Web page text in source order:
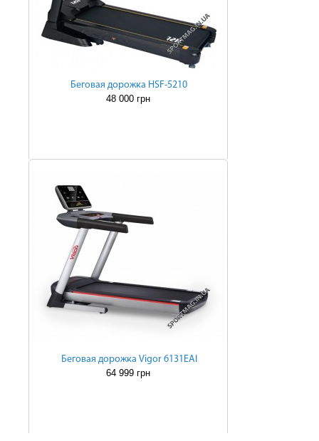
Беговая дорожка HSF-5210
48 000 грн
Беговая дорожка Vigor 6131EAI
64 999 грн